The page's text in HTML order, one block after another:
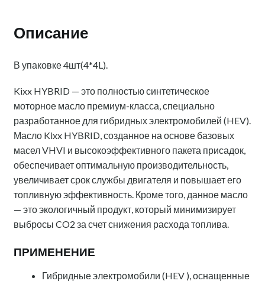
Описание
В упаковке 4шт(4*4L).
Kixx HYBRID — это полностью синтетическое
моторное масло премиум-класса, специально
разработанное для гибридных электромобилей (HEV).
Масло Kixx HYBRID, созданное на основе базовых
масел VHVI и высокоэффективного пакета присадок,
обеспечивает оптимальную производительность,
увеличивает срок службы двигателя и повышает его
топливную эффективность. Кроме того, данное масло
— это экологичный продукт, который минимизирует
выбросы CO2 за счет снижения расхода топлива.
ПРИМЕНЕНИЕ
Гибридные электромобили (HEV ), оснащенные